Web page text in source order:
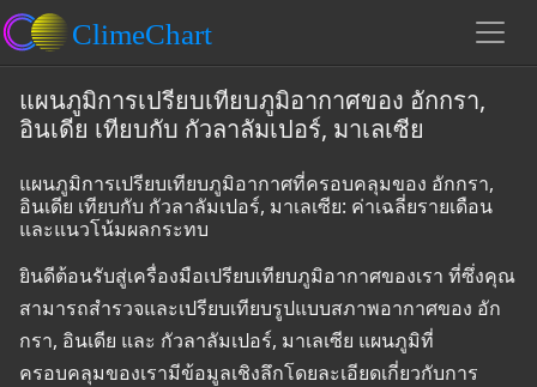
แผนภูมิการเปรียบเทียบภูมิอากาศของ อักกรา,
อินเดีย เทียบกับ กัวลาลัมเปอร์, มาเลเซีย
แผนภูมิการเปรียบเทียบภูมิอากาศที่ครอบคลุมของ อักกรา,
อินเดีย เทียบกับ กัวลาลัมเปอร์, มาเลเซีย: ค่าเฉลี่ยรายเดือน
และแนวโน้มผลกระทบ
ยินดีต้อนรับสู่เครื่องมือเปรียบเทียบภูมิอากาศของเรา ที่ซึ่งคุณ
สามารถสำรวจและเปรียบเทียบรูปแบบสภาพอากาศของ อัก
กรา, อินเดีย และ กัวลาลัมเปอร์, มาเลเซีย แผนภูมิที่
ครอบคลุมของเรามีข้อมูลเชิงลึกโดยละเอียดเกี่ยวกับการ